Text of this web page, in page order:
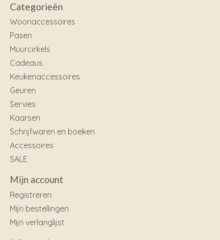
Categorieën
Woonaccessoires
Pasen
Muurcirkels
Cadeaus
Keukenaccessoires
Geuren
Servies
Kaarsen
Schrijfwaren en boeken
Accessoires
SALE
Mijn account
Registreren
Mijn bestellingen
Mijn verlanglijst